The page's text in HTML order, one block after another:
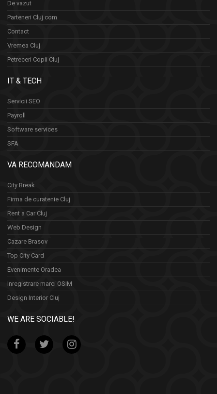
De vazut
Parteneri Cluj.com
Contact
Vremea Cluj
Petreceri Copii Cluj
IT & TECH
Servicii SEO
Payroll
Software services
SFA
VA RECOMANDAM
City Break
Firma de curatenie Cluj
Rent a Car Cluj
Web Design
Cazare Brasov
Top City Card
Evenimente Oradea
Inregistrare marci OSIM
Design Interior Cluj
WE ARE SOCIABLE!